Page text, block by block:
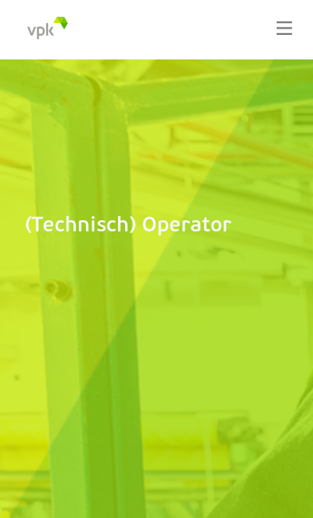
(Technisch) Operator